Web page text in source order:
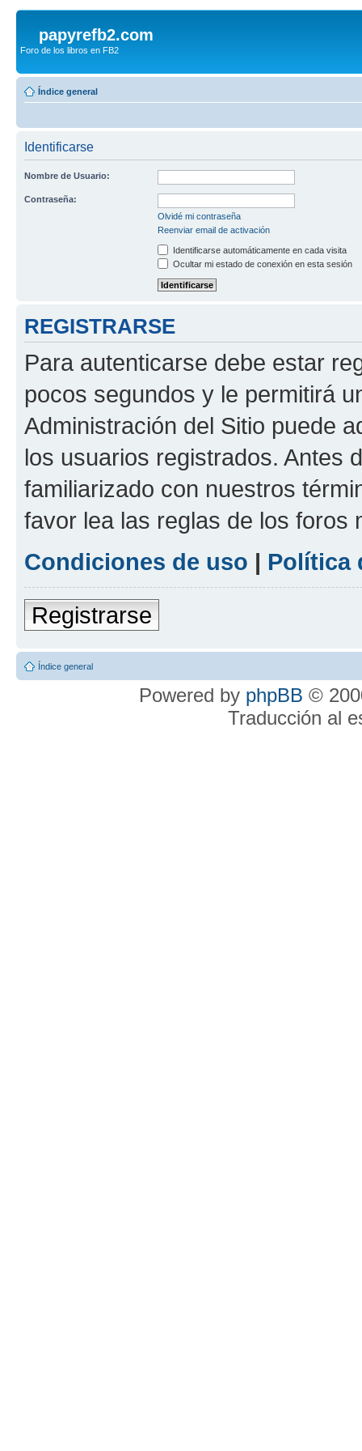
papyrefb2.com
Foro de los libros en FB2
Índice general
Identificarse
Nombre de Usuario:
Contraseña:
Olvidé mi contraseña
Reenviar email de activación
Identificarse automáticamente en cada visita
Ocultar mi estado de conexión en esta sesión
REGISTRARSE
Para autenticarse debe estar
pocos segundos y le permitirá
Administración del Sitio puede
los usuarios registrados. Antes
familiarizado con nuestros
favor lea las reglas de los foros
Condiciones de uso | Política
Registrarse
Índice general
Powered by phpBB ©
Traducción al